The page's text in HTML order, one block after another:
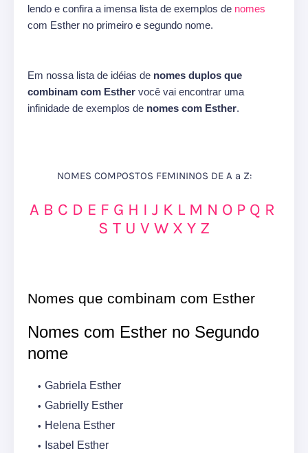
lendo e confira a imensa lista de exemplos de nomes
com Esther no primeiro e segundo nome.
Em nossa lista de idéias de nomes duplos que
combinam com Esther você vai encontrar uma
infinidade de exemplos de nomes com Esther.
NOMES COMPOSTOS FEMININOS DE A a Z:
A B C D E F G H I J K L M N O P Q R
S T U V W X Y Z
Nomes que combinam com Esther
Nomes com Esther no Segundo
nome
Gabriela Esther
Gabrielly Esther
Helena Esther
Isabel Esther